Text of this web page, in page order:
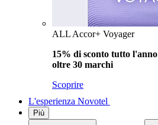
ALL Accor+ Voyager
15% di sconto tutto l'anno
oltre 30 marchi
Scoprire
L'esperienza Novotel
Più